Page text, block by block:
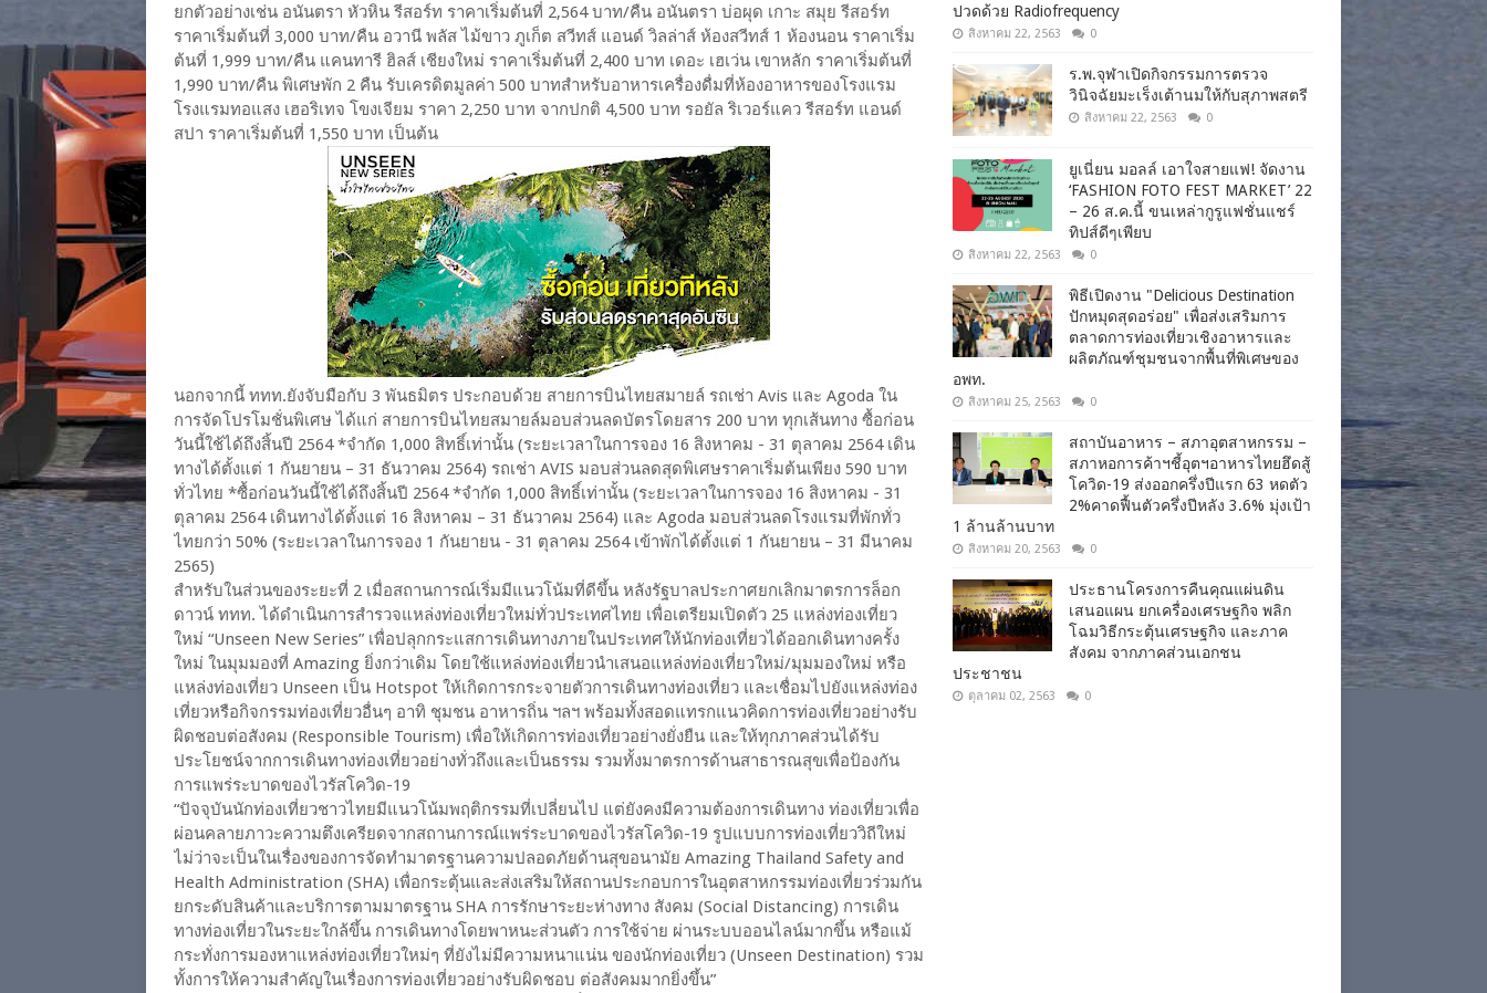
ยกตัวอย่างเช่น อนันตรา หัวหิน รีสอร์ท ราคาเริ่มต้นที่ 2,564 บาท/คืน อนันตรา บ่อผุด เกาะ สมุย รีสอร์ท
ราคาเริ่มต้นที่ 3,000 บาท/คืน อวานี พลัส ไม้ขาว ภูเก็ต สวีทส์ แอนด์ วิลล่าส์ ห้องสวีทส์ 1 ห้องนอน ราคาเริ่ม
ต้นที่ 1,999 บาท/คืน แคนทารี ฮิลส์ เชียงใหม่ ราคาเริ่มต้นที่ 2,400 บาท เดอะ เฮเว่น เขาหลัก ราคาเริ่มต้นที่
1,990 บาท/คืน พิเศษพัก 2 คืน รับเครดิตมูลค่า 500 บาทสำหรับอาหารเครื่องดื่มที่ห้องอาหารของโรงแรม
โรงแรมทอแสง เฮอริเทจ โขงเจียม ราคา 2,250 บาท จากปกติ 4,500 บาท รอยัล ริเวอร์แคว รีสอร์ท แอนด์
สปา ราคาเริ่มต้นที่ 1,550 บาท เป็นต้น
นอกจากนี้ ททท.ยังจับมือกับ 3 พันธมิตร ประกอบด้วย สายการบินไทยสมายล์ รถเช่า Avis และ Agoda ใน
การจัดโปรโมชั่นพิเศษ ได้แก่ สายการบินไทยสมายล์มอบส่วนลดบัตรโดยสาร 200 บาท ทุกเส้นทาง ซื้อก่อน
วันนี้ใช้ได้ถึงสิ้นปี 2564 *จำกัด 1,000 สิทธิ์เท่านั้น (ระยะเวลาในการจอง 16 สิงหาคม - 31 ตุลาคม 2564 เดิน
ทางได้ตั้งแต่ 1 กันยายน – 31 ธันวาคม 2564) รถเช่า AVIS มอบส่วนลดสุดพิเศษราคาเริ่มต้นเพียง 590 บาท
ทั่วไทย *ซื้อก่อนวันนี้ใช้ได้ถึงสิ้นปี 2564 *จำกัด 1,000 สิทธิ์เท่านั้น (ระยะเวลาในการจอง 16 สิงหาคม - 31
ตุลาคม 2564 เดินทางได้ตั้งแต่ 16 สิงหาคม – 31 ธันวาคม 2564) และ Agoda มอบส่วนลดโรงแรมที่พักทั่ว
ไทยกว่า 50% (ระยะเวลาในการจอง 1 กันยายน - 31 ตุลาคม 2564 เข้าพักได้ตั้งแต่ 1 กันยายน – 31 มีนาคม
2565)
สำหรับในส่วนของระยะที่ 2 เมื่อสถานการณ์เริ่มมีแนวโน้มที่ดีขึ้น หลังรัฐบาลประกาศยกเลิกมาตรการล็อก
ดาวน์ ททท. ได้ดำเนินการสำรวจแหล่งท่องเที่ยวใหม่ทั่วประเทศไทย เพื่อเตรียมเปิดตัว 25 แหล่งท่องเที่ยว
ใหม่ “Unseen New Series” เพื่อปลุกกระแสการเดินทางภายในประเทศให้นักท่องเที่ยวได้ออกเดินทางครั้ง
ใหม่ ในมุมมองที่ Amazing ยิ่งกว่าเดิม โดยใช้แหล่งท่องเที่ยวนำเสนอแหล่งท่องเที่ยวใหม่/มุมมองใหม่ หรือ
แหล่งท่องเที่ยว Unseen เป็น Hotspot ให้เกิดการกระจายตัวการเดินทางท่องเที่ยว และเชื่อมไปยังแหล่งท่อง
เที่ยวหรือกิจกรรมท่องเที่ยวอื่นๆ อาทิ ชุมชน อาหารถิ่น ฯลฯ พร้อมทั้งสอดแทรกแนวคิดการท่องเที่ยวอย่างรับ
ผิดชอบต่อสังคม (Responsible Tourism) เพื่อให้เกิดการท่องเที่ยวอย่างยั่งยืน และให้ทุกภาคส่วนได้รับ
ประโยชน์จากการเดินทางท่องเที่ยวอย่างทั่วถึงและเป็นธรรม รวมทั้งมาตรการด้านสาธารณสุขเพื่อป้องกัน
การแพร่ระบาดของไวรัสโควิด-19
“ปัจจุบันนักท่องเที่ยวชาวไทยมีแนวโน้มพฤติกรรมที่เปลี่ยนไป แต่ยังคงมีความต้องการเดินทาง ท่องเที่ยวเพื่อ
ผ่อนคลายภาวะความตึงเครียดจากสถานการณ์แพร่ระบาดของไวรัสโควิด-19 รูปแบบการท่องเที่ยววิถีใหม่
ไม่ว่าจะเป็นในเรื่องของการจัดทำมาตรฐานความปลอดภัยด้านสุขอนามัย Amazing Thailand Safety and
Health Administration (SHA) เพื่อกระตุ้นและส่งเสริมให้สถานประกอบการในอุตสาหกรรมท่องเที่ยวร่วมกัน
ยกระดับสินค้าและบริการตามมาตรฐาน SHA การรักษาระยะห่างทาง สังคม (Social Distancing) การเดิน
ทางท่องเที่ยวในระยะใกล้ขึ้น การเดินทางโดยพาหนะส่วนตัว การใช้จ่าย ผ่านระบบออนไลน์มากขึ้น หรือแม้
กระทั่งการมองหาแหล่งท่องเที่ยวใหม่ๆ ที่ยังไม่มีความหนาแน่น ของนักท่องเที่ยว (Unseen Destination) รวม
ทั้งการให้ความสำคัญในเรื่องการท่องเที่ยวอย่างรับผิดชอบ ต่อสังคมมากยิ่งขึ้น”
ปวดด้วย Radiofrequency
สิงหาคม 22, 2563 0
ร.พ.จุฬาเปิดกิจกรรมการตรวจ
วินิจฉัยมะเร็งเต้านมให้กับสุภาพสตรี
สิงหาคม 22, 2563 0
ยูเนี่ยน มอลล์ เอาใจสายแฟ! จัดงาน
‘FASHION FOTO FEST MARKET’ 22
– 26 ส.ค.นี้ ขนเหล่ากูรูแฟชั่นแชร์
ทิปส์ดีๆเพียบ
สิงหาคม 22, 2563 0
พิธีเปิดงาน "Delicious Destination
ปักหมุดสุดอร่อย" เพื่อส่งเสริมการ
ตลาดการท่องเที่ยวเชิงอาหารและ
ผลิตภัณฑ์ชุมชนจากพื้นที่พิเศษของ
อพท.
สิงหาคม 25, 2563 0
สถาบันอาหาร – สภาอุตสาหกรรม –
สภาหอการค้าฯชี้อุตฯอาหารไทยฮึดสู้
โควิด-19 ส่งออกครึ่งปีแรก 63 หดตัว
2%คาดฟื้นตัวครึ่งปีหลัง 3.6% มุ่งเป้า
1 ล้านล้านบาท
สิงหาคม 20, 2563 0
ประธานโครงการคืนคุณแผ่นดิน
เสนอแผน ยกเครื่องเศรษฐกิจ พลิก
โฉมวิธีกระตุ้นเศรษฐกิจ และภาค
สังคม จากภาคส่วนเอกชน
ประชาชน
ตุลาคม 02, 2563 0